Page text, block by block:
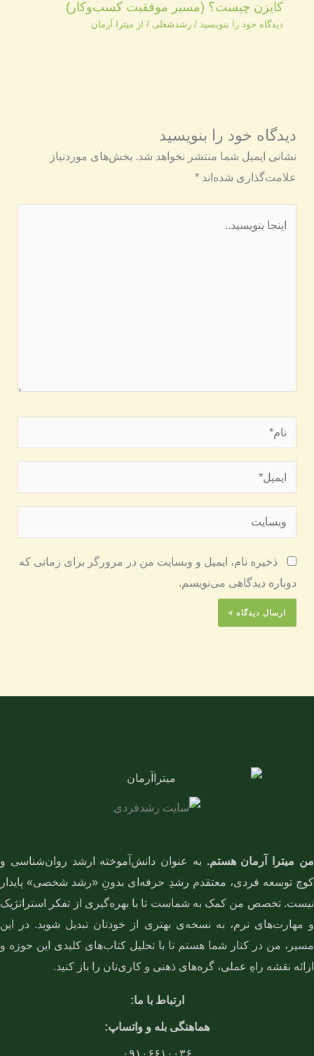
کایزن چیست؟ (مسیر موفقیت کسب‌وکار)
دیدگاه‌ خود را بنویسید / رشدشغلی / از میترا آرمان
دیدگاه‌ خود را بنویسید
نشانی ایمیل شما منتشر نخواهد شد. بخش‌های موردنیاز
علامت‌گذاری شده‌اند*
نام*
ایمیل*
وبسایت
ذخیره نام، ایمیل و وبسایت من در مرورگر برای زمانی که
دوباره دیدگاهی می‌نویسم.
من میترا آرمان هستم. به عنوان دانش‌آموخته ارشد روان‌شناسی و
کوچ توسعه فردی، معتقدم رشدِ حرفه‌ای بدونِ «رشد شخصی» پایدار
نیست. تخصص من کمک به شماست تا با بهره‌گیری از تفکر استراتژیک
و مهارت‌های نرم، به نسخه‌ی بهتری از خودتان تبدیل شوید. در این
مسیر، من در کنار شما هستم تا با تحلیل کتاب‌های کلیدی این حوزه و
ارائه نقشه راهِ عملی، گره‌های ذهنی و کاری‌تان را باز کنید.
ارتباط با ما:
هماهنگی بله و واتساپ: